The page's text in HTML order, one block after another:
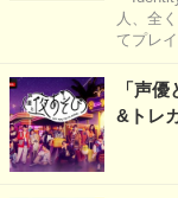
人、全
てプレ
「声
&トレ